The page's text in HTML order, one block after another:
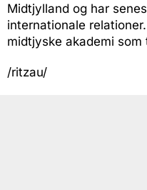
Midtjylland og har
internationale
midtjyske akademi
/ritzau/